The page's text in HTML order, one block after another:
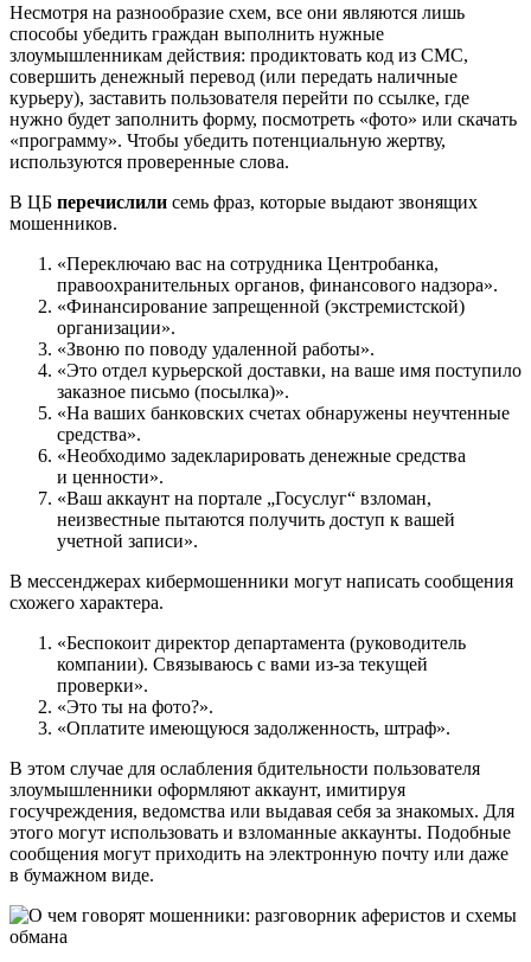
Несмотря на разнообразие схем, все они являются лишь
способы убедить граждан выполнить нужные
злоумышленникам действия: продиктовать код из СМС,
совершить денежный перевод (или передать наличные
курьеру), заставить пользователя перейти по ссылке, где
нужно будет заполнить форму, посмотреть «фото» или скачать
«программу». Чтобы убедить потенциальную жертву,
используются проверенные слова.
В ЦБ перечислили семь фраз, которые выдают звонящих
мошенников.
«Переключаю вас на сотрудника Центробанка,
правоохранительных органов, финансового надзора».
«Финансирование запрещенной (экстремистской)
организации».
«Звоню по поводу удаленной работы».
«Это отдел курьерской доставки, на ваше имя поступило
заказное письмо (посылка)».
«На ваших банковских счетах обнаружены неучтенные
средства».
«Необходимо задекларировать денежные средства
и ценности».
«Ваш аккаунт на портале „Госуслуг“ взломан,
неизвестные пытаются получить доступ к вашей
учетной записи».
В мессенджерах кибермошенники могут написать сообщения
схожего характера.
«Беспокоит директор департамента (руководитель
компании). Связываюсь с вами из-за текущей
проверки».
«Это ты на фото?».
«Оплатите имеющуюся задолженность, штраф».
В этом случае для ослабления бдительности пользователя
злоумышленники оформляют аккаунт, имитируя
госучреждения, ведомства или выдавая себя за знакомых. Для
этого могут использовать и взломанные аккаунты. Подобные
сообщения могут приходить на электронную почту или даже
в бумажном виде.